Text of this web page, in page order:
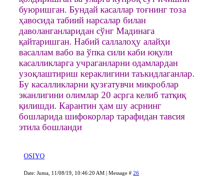
буюришган. Бундай касаллар тоғнинг тоза
ҳавосида табиий нарсалар билан
даволанганларидан сўнг Мадинага
қайтаришган. Набий саллалоҳу алайҳи
васаллам вабо ва ўпка сили каби юқули
касалликларга учраганларни одамлардан
узоқлаштириш кераклигини таъкидлаганлар.
Бу касалликларни қузғатувчи микроблар
эканлигини олимлар 20 асрга келиб татқиқ
қилишди. Карантин ҳам шу асрнинг
бошларида шифокорлар тарафидан тавсия
этила бошланди
OSIYO
Date: Juma, 11/08/19, 10:46:20 AM | Message # 26